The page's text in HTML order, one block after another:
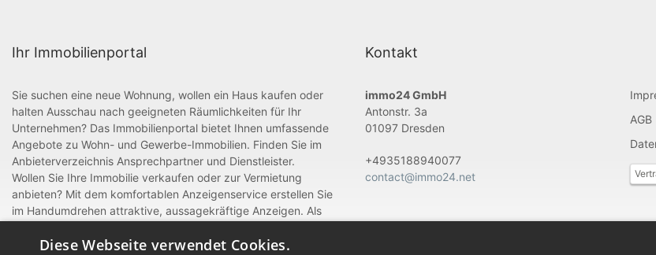
Ihr Immobilienportal
Sie suchen eine neue Wohnung, wollen ein Haus kaufen oder
halten Ausschau nach geeigneten Räumlichkeiten für Ihr
Unternehmen? Das Immobilienportal bietet Ihnen umfassende
Angebote zu Wohn- und Gewerbe-Immobilien. Finden Sie im
Anbieterverzeichnis Ansprechpartner und Dienstleister.
Wollen Sie Ihre Immobilie verkaufen oder zur Vermietung
anbieten? Mit dem komfortablen Anzeigenservice erstellen Sie
im Handumdrehen attraktive, aussagekräftige Anzeigen. Als
Handwerk können Sie sich zudem mit einem Eintrag im
Kontakt
immo24 GmbH
Antonstr. 3a
01097 Dresden
+4935188940077
contact@immo24.net
AGB
Diese Webseite verwendet Cookies.